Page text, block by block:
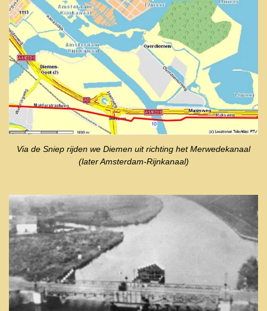
Via de Sniep rijden we Diemen uit richting het Merwedekanaal
(later Amsterdam-Rijnkanaal)